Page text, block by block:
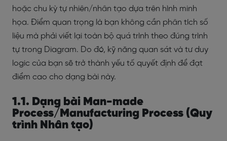
hoặc chu kỳ tự nhiên/nhân tạo dựa trên hình minh
họa. Điểm quan trọng là bạn không cần phân tích số
liệu mà phải viết lại toàn bộ quá trình theo đúng trình
tự trong Diagram. Do đó, kỹ năng quan sát và tư duy
logic của bạn sẽ trở thành yếu tố quyết định để đạt
điểm cao cho dạng bài này.
1.1. Dạng bài Man-made
Process/Manufacturing Process (Quy
trình Nhân tạo)